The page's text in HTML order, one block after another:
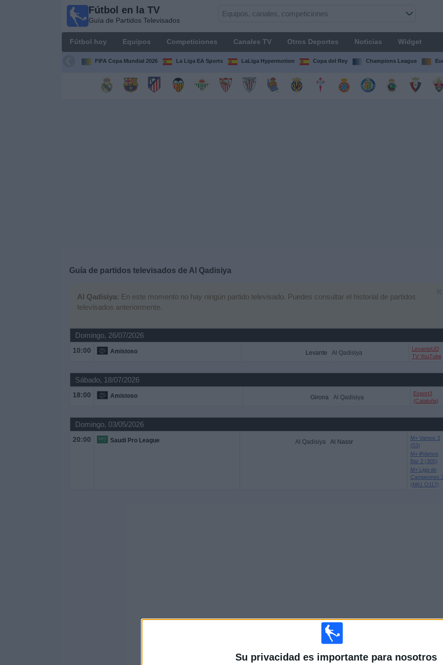
Su privacidad es importante para nosotros
Fútbol en la TV
Guía de Partidos Televisados
Fútbol hoy Equipos Competiciones Canales TV Otros Deportes Noticias Widget
FIFA Copa Mundial 2026 La Liga EA Sports LaLiga Hypermotion Copa del Rey Champions League
Guía de partidos televisados de Al Qadisiya
Al Qadisiya: En este momento no hay ningún partido televisado. Puedes consultar el historial de partidos
televisados anteriormente.
Domingo, 26/07/2026
10:00 Amistoso Levante Al Qadisiya
LevanteUD
TV YouTube
Sábado, 18/07/2026
18:00 Amistoso Girona Al Qadisiya
Esport3
(Cataluña)
Domingo, 03/05/2026
20:00 Saudi Pro League Al Qadisiya Al Nassr
M+ Vamos 3
(53)
M+ #Vamos
Bar 2 (305)
M+ Liga de
Campeones
(M61 O117)
Más días